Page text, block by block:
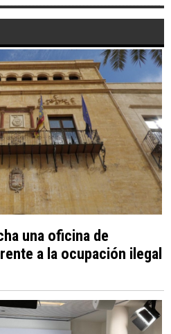
una oficina de
a la ocupación ilegal